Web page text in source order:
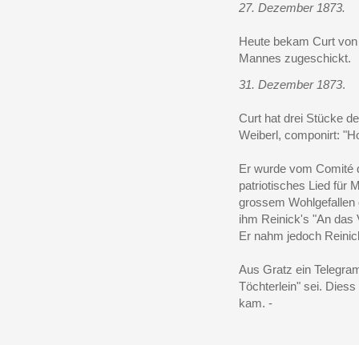
27. Dezember 1873.
Heute bekam Curt
Mannes zugeschickt.
31. Dezember 1873.
Curt hat drei Stücke
Weiberl, componirt:
Er wurde vom Comité
patriotisches Lied für
grossem
ihm Reinick's "An das
Er nahm jedoch
Aus Gratz ein
Töchterlein" sei.
kam. -